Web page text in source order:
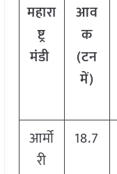
महारा
ष्ट्र
मंडी
आव
क
(टन
में)
आर्मो
री
18.7